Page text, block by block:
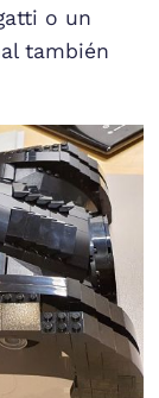
o un
también